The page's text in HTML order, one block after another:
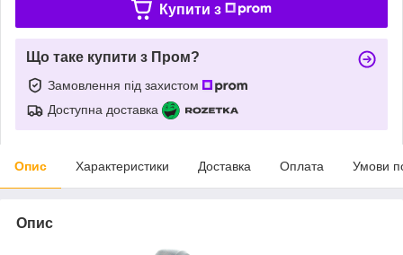
Купити з
Що таке купити з Пром?
Замовлення під захистом
Доступна доставка
Опис Характеристики Доставка Оплата Умови
Опис